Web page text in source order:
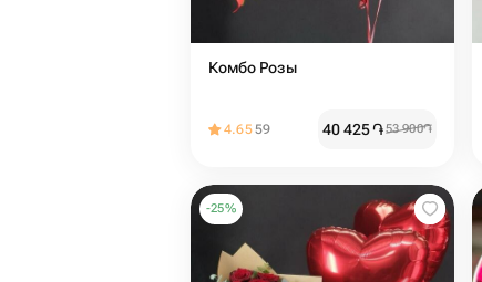
Комбо Розы
4.6559 40 425֏53 900֏
-25%